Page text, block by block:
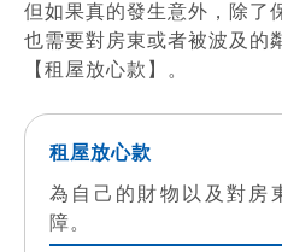
但如果真的發生意外，除了
也需要對房東或者被波及的
【租屋放心款】。
租屋放心款
為自己的財物以及對房
障。